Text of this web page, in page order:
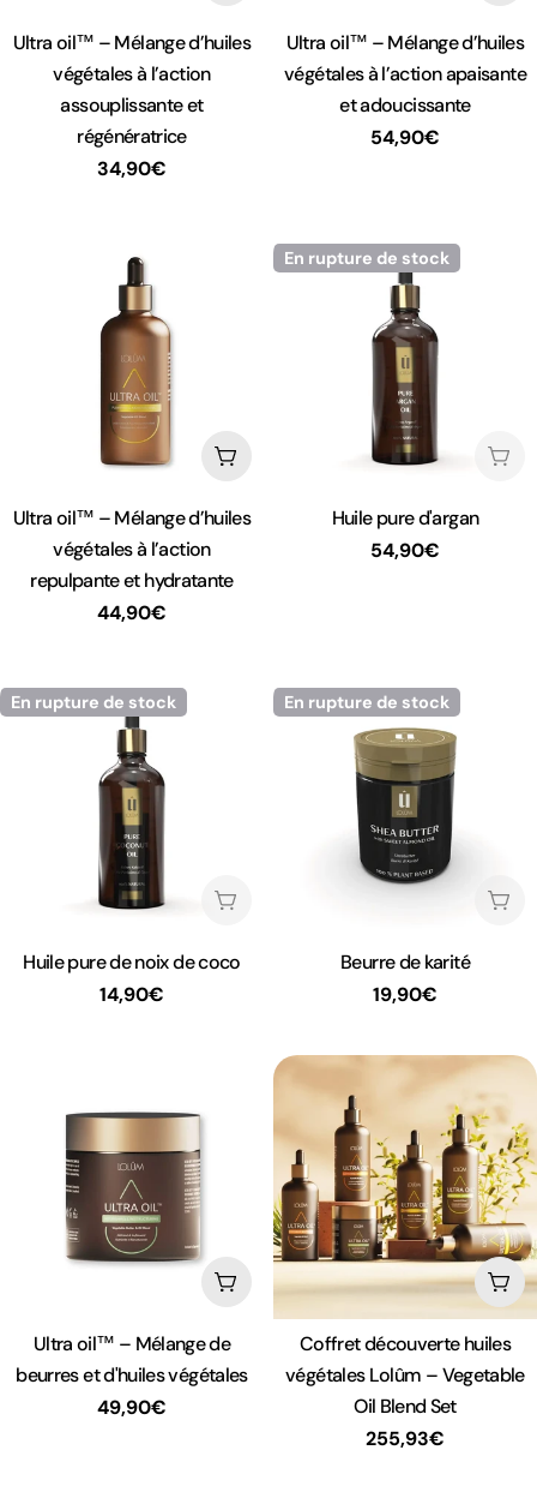
Taper:
Ultra oil™ – Mélange d’huiles
végétales à l’action
assouplissante et
régénératrice
Prix
34,90€
Taper:
Ultra oil™ – Mélange d’huiles
végétales à l’action apaisante
et adoucissante
Prix
54,90€
Ajouter au panier
Taper:
Ultra oil™ – Mélange d’huiles
végétales à l’action
repulpante et hydratante
Prix
44,90€
En rupture de stock
En
Taper:
Huile pure d'argan
Prix
54,90€
En rupture de stock
En rupture de stock
Taper:
Huile pure de noix de coco
Prix
14,90€
En rupture de stock
En
Taper:
Beurre de karité
Prix
habituel
19,90€
Ajouter au panier
Taper:
Ultra oil™ – Mélange de
beurres et d'huiles végétales
Prix
49,90€
Taper:
Coffret découverte huiles
végétales Lolûm – Vegetable
Oil Blend Set
Prix
255,93€